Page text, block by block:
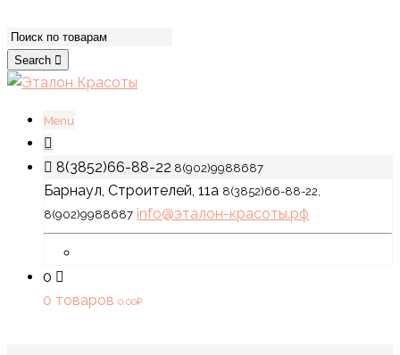
Search
Menu
8(3852)66-88-22 8(902)9988687
Барнаул, Строителей, 11а 8(3852)66-88-22,
8(902)9988687 info@эталон-красоты.рф
0
0 товаров 0,00₽